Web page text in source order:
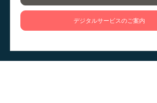
デジタルサービスのご案内